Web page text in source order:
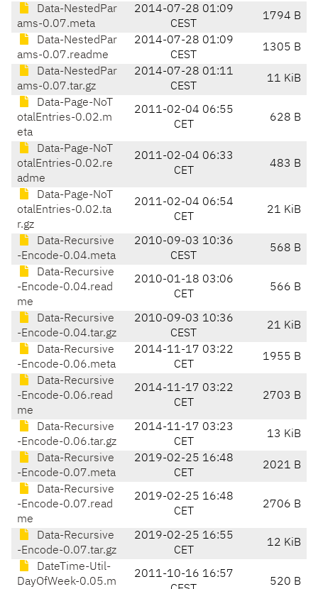
Data-NestedPar
ams-0.07.meta
2014-07-28 01:09
CEST
1794 B
Data-NestedPar
ams-0.07.readme
2014-07-28 01:09
CEST
1305 B
Data-NestedPar
ams-0.07.tar.gz
2014-07-28 01:11
CEST
11 KiB
Data-Page-NoT
otalEntries-0.02.m
eta
2011-02-04 06:55
CET
628 B
Data-Page-NoT
otalEntries-0.02.re
adme
2011-02-04 06:33
CET
483 B
Data-Page-NoT
otalEntries-0.02.ta
r.gz
2011-02-04 06:54
CET
21 KiB
Data-Recursive
-Encode-0.04.meta
2010-09-03 10:36
CEST
568 B
Data-Recursive
-Encode-0.04.read
me
2010-01-18 03:06
CET
566 B
Data-Recursive
-Encode-0.04.tar.gz
2010-09-03 10:36
CEST
21 KiB
Data-Recursive
-Encode-0.06.meta
2014-11-17 03:22
CET
1955 B
Data-Recursive
-Encode-0.06.read
me
2014-11-17 03:22
CET
2703 B
Data-Recursive
-Encode-0.06.tar.gz
2014-11-17 03:23
CET
13 KiB
Data-Recursive
-Encode-0.07.meta
2019-02-25 16:48
CET
2021 B
Data-Recursive
-Encode-0.07.read
me
2019-02-25 16:48
CET
2706 B
Data-Recursive
-Encode-0.07.tar.gz
2019-02-25 16:55
CET
12 KiB
DateTime-Util-
DayOfWeek-0.05.m
2011-10-16 16:57
520 B